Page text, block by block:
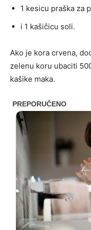
1 kesicu praška za
i 1 kašičicu soli.
Ako je kora crvena,
zelenu koru ubaciti
kašike maka.